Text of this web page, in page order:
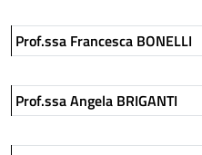
Prof.ssa Francesca BONELLI
Prof.ssa Angela BRIGANTI